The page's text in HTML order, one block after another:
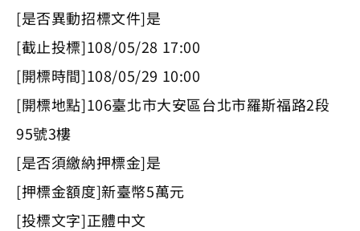
[是否異動招標文件]是
[截止投標]108/05/28 17:00
[開標時間]108/05/29 10:00
[開標地點]106臺北市大安區台北市羅斯福路2段
95號3樓
[是否須繳納押標金]是
[押標金額度]新臺幣5萬元
[投標文字]正體中文